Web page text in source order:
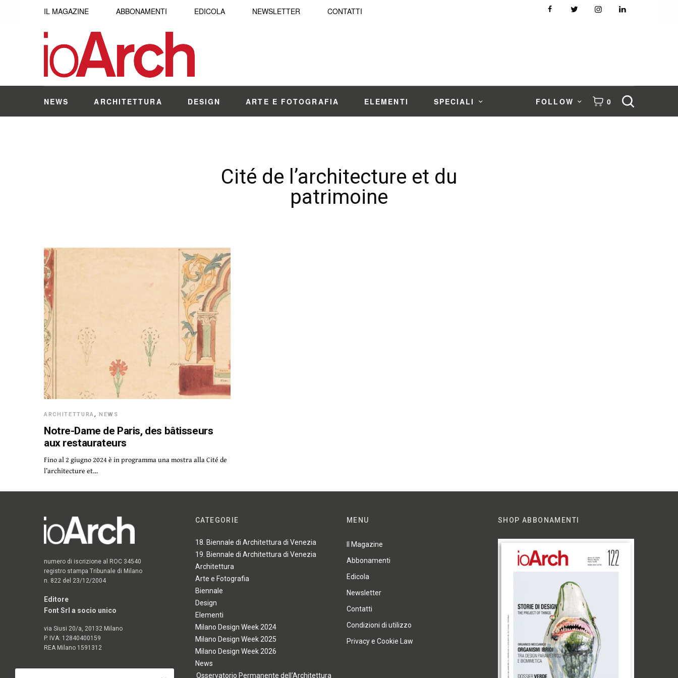
IL MAGAZINE ABBONAMENTI EDICOLA NEWSLETTER CONTATTI
NEWS ARCHITETTURA DESIGN ARTE E FOTOGRAFIA ELEMENTI SPECIALI FOLLOW 0
Cité de l’architecture et du
patrimoine
ARCHITETTURA,NEWS
Notre-Dame de Paris, des bâtisseurs
aux restaurateurs
Fino al 2 giugno 2024 è in programma una mostra alla Cité de
l’architecture et…
numero di iscrizione al ROC 34540
registro stampa Tribunale di Milano
n. 822 del 23/12/2004
Editore
Font Srl a socio unico
via Siusi 20/a, 20132 Milano
P. IVA: 12840400159
REA Milano 1591312
CATEGORIE
18. Biennale di Architettura di Venezia
19. Biennale di Architettura di Venezia
Architettura
Arte e Fotografia
Biennale
Design
Elementi
Milano Design Week 2024
Milano Design Week 2025
Milano Design Week 2026
News
Osservatorio Permanente dell'Architettura
MENU
Il Magazine
Abbonamenti
Edicola
Newsletter
Contatti
Condizioni di utilizzo
Privacy e Cookie Law
SHOP ABBONAMENTI